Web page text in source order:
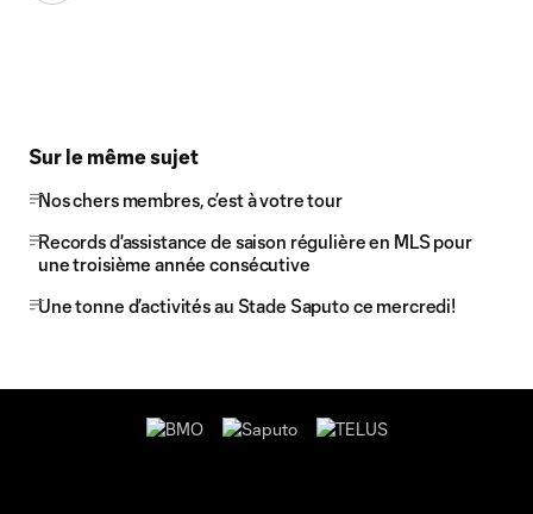
Sur le même sujet
Nos chers membres, c’est à votre tour
Records d'assistance de saison régulière en MLS pour
une troisième année consécutive
Une tonne d’activités au Stade Saputo ce mercredi!